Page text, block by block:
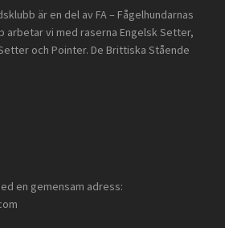
är en del av FA – Fågelhundarnas
arbetar vi med raserna Engelsk Setter,
och Pointer. De Brittiska Stående
en gemensam adress: